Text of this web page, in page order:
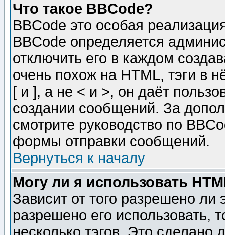
Что такое BBCode?
BBCode это особая
BBCode определяется
отключить его в каждом
очень похож на HTML, тэги в
[ и ], а не < и >, он даёт
создании сообщений. За
смотрите руководство по
формы отправки сообщений.
Вернуться к началу
Могу ли я использовать
Зависит от того разрешено
разрешено его использовать,